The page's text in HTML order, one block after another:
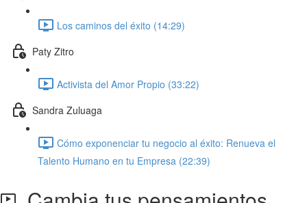
Los caminos del éxito (14:29)
Paty Zitro
Activista del Amor Propio (33:22)
Sandra Zuluaga
Cómo exponenciar tu negocio al éxito: Renueva el
Talento Humano en tu Empresa (22:39)